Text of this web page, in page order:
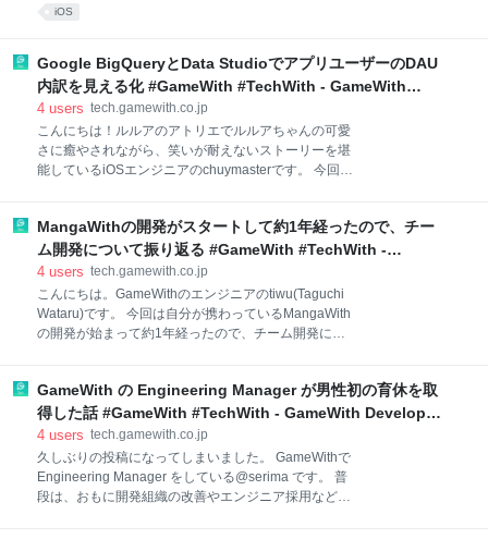
ームでした。 サーバサイドエンジニア：2人 インフラ
potatotips #64において、DIKitについての発表(下のス
ライド参考)をしました。 今回は、 DIKitとは何なの
か？コード生成でDIを実現するメリットとは？などに
で紹介したいと思います。 はじめに 人間が依存関係の
解決をすることで起こること DIできない コードの見通
しが悪い 依存関係を解決する処理を人間が管理する必
間の代わりに
iOS
Google BigQueryとData StudioでアプリユーザーのDAU
内訳を見える化 #GameWith #TechWith - GameWith
Developer Blog
4 users tech.gamewith.co.jp
こんにちは！ルルアのアトリエでルルアちゃんの可愛
さに癒やされながら、笑いが耐えないストーリーを堪
能しているiOSエンジニアのchuymasterです。 今回は
思います。読み手は、この2つのサービスの初心者を
想定しています。SQLクエリも載せます！ 目次 目次
GameWithアプリのユーザー分析の課題 各ゲームのユ
ーザー状況が分からない Google BigQueryとは
Google Data Studioとは ビッグデータから情報を取り
出す FAデータを連携する 必要なデータを洗い出す ク
Data StudioからBigQueryのテーブルを参照
MangaWithの開発がスタートして約1年経ったので、チー
ム開発について振り返る #GameWith #TechWith -
GameWith Developer Blog
4 users tech.gamewith.co.jp
こんにちは。GameWithのエンジニアのtiwu(Taguchi
Wataru)です。 今回は自分が携わっているMangaWith
の開発が始まって約1年経ったので、チーム開発につ
MangaWith年表 MangaWithの開発開始 JOIN当初 透明
性と不安 提案資料 スクラム体制の構築 インセプショ
ンデッキ ドラッカー風エクササイズ 星取表 スプリン
ト プロダクトバックログ リファインメント スプリン
トプランニング スプリントレビュー スプリントレトロ
スペクティブ 利用ツール関連 リリースまで リリース
GameWith の Engineering Manager が男性初の育休を取
得した話 #GameWith #TechWith - GameWith Developer
Blog
4 users tech.gamewith.co.jp
久しぶりの投稿になってしまいました。 GameWithで
Engineering Manager をしている@serima です。 普
段は、おもに開発組織の改善やエンジニア採用などマ